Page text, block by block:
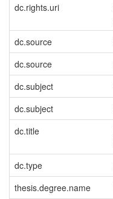
dc.rights.uri
dc.source
dc.source
dc.subject
dc.subject
dc.title
dc.type
thesis.degree.name